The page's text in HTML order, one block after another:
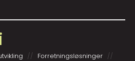
Forretnings­løsninger